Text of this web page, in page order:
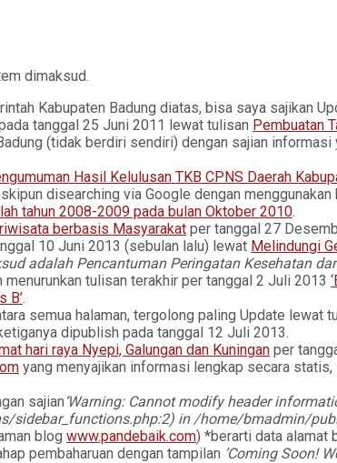
dimaksud.
Kabupaten Badung diatas, bisa saya sajikan
tanggal 25 Juni 2011 lewat tulisan Pembuatan
(tidak berdiri sendiri) dengan sajian
Hasil Kelulusan TKB CPNS Daerah
disearching via Google dengan
tahun 2008-2009 pada bulan Oktober 2010.
berbasis Masyarakat per tanggal 27
10 Juni 2013 (sebulan lalu) lewat Melindungi
adalah Pencantuman Peringatan Kesehatan
menurunkan tulisan terakhir per tanggal 2 Juli 2013
B’.
semua halaman, tergolong paling Update lewat
dipublish pada tanggal 12 Juli 2013.
hari raya Nyepi, Galungan dan Kuningan per
yang menyajikan informasi lengkap secara
sajian ‘Warning: Cannot modify header
in /home/bmadmin/
blog www.pandebaik.com) *berarti data alamat
pembaharuan dengan tampilan ’Coming Soon!